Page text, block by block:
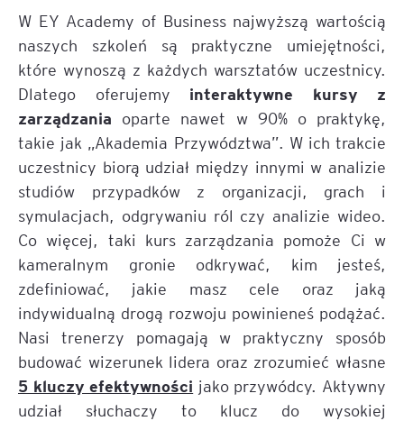
W EY Academy of Business najwyższą wartością
naszych szkoleń są praktyczne umiejętności,
które wynoszą z każdych warsztatów uczestnicy.
Dlatego oferujemy interaktywne kursy z
zarządzania oparte nawet w 90% o praktykę,
takie jak „Akademia Przywództwa”. W ich trakcie
uczestnicy biorą udział między innymi w analizie
studiów przypadków z organizacji, grach i
symulacjach, odgrywaniu ról czy analizie wideo.
Co więcej, taki kurs zarządzania pomoże Ci w
kameralnym gronie odkrywać, kim jesteś,
zdefiniować, jakie masz cele oraz jaką
indywidualną drogą rozwoju powinieneś podążać.
Nasi trenerzy pomagają w praktyczny sposób
budować wizerunek lidera oraz zrozumieć własne
5 kluczy efektywności jako przywódcy. Aktywny
udział słuchaczy to klucz do wysokiej